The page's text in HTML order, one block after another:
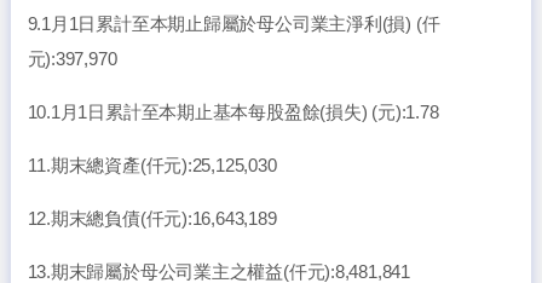
9.1月1日累計至本期止歸屬於母公司業主淨利(損) (仟
元):397,970
10.1月1日累計至本期止基本每股盈餘(損失) (元):1.78
11.期末總資產(仟元):25,125,030
12.期末總負債(仟元):16,643,189
13.期末歸屬於母公司業主之權益(仟元):8,481,841